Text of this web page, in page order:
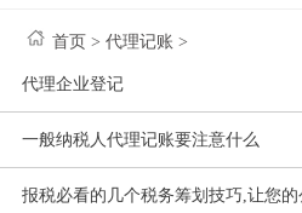
首页 >代理记账 >
代理企业登记
一般纳税人代理记账要注意什么
报税必看的几个税务筹划技巧,让您